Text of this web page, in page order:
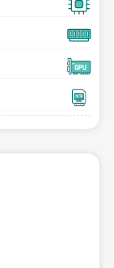
پرطرفدار لنوو